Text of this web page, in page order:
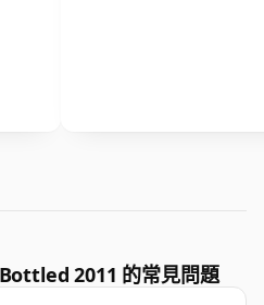
2011 的常見問題